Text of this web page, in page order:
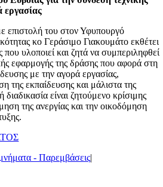
εργασίας
επιστολή του στον Υφυπουργό
κο Γεράσιμο Γιακουμάτο εκθέτει
υλοποιεί και ζητά να συμπεριληφθεί
εφαρμογής της δράσης που αφορά στη
με την αγορά εργασίας,
της εκπαίδευσης και μάλιστα της
είναι ζητούμενο κρίσιμης
της ανεργίας και την οικοδόμηση
- Παρεμβάσεις|